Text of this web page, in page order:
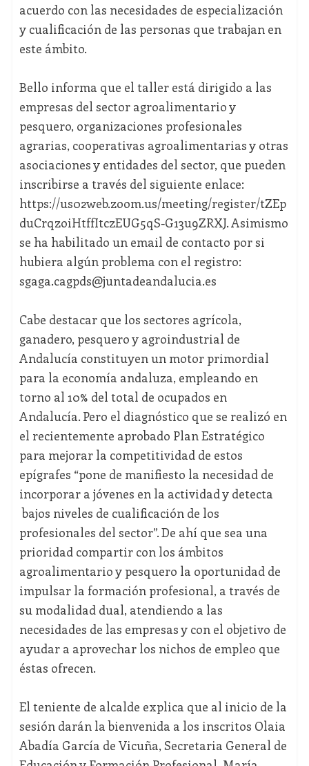
acuerdo con las necesidades de especialización
y cualificación de las personas que trabajan en
este ámbito.
Bello informa que el taller está dirigido a las
empresas del sector agroalimentario y
pesquero, organizaciones profesionales
agrarias, cooperativas agroalimentarias y otras
asociaciones y entidades del sector, que pueden
inscribirse a través del siguiente enlace:
https://us02web.zoom.us/meeting/register/tZEp
duCrqzoiHtffItczEUG5qS-G13u9ZRXJ. Asimismo
se ha habilitado un email de contacto por si
hubiera algún problema con el registro:
sgaga.cagpds@juntadeandalucia.es
Cabe destacar que los sectores agrícola,
ganadero, pesquero y agroindustrial de
Andalucía constituyen un motor primordial
para la economía andaluza, empleando en
torno al 10% del total de ocupados en
Andalucía. Pero el diagnóstico que se realizó en
el recientemente aprobado Plan Estratégico
para mejorar la competitividad de estos
epígrafes “pone de manifiesto la necesidad de
incorporar a jóvenes en la actividad y detecta
bajos niveles de cualificación de los
profesionales del sector”. De ahí que sea una
prioridad compartir con los ámbitos
agroalimentario y pesquero la oportunidad de
impulsar la formación profesional, a través de
su modalidad dual, atendiendo a las
necesidades de las empresas y con el objetivo de
ayudar a aprovechar los nichos de empleo que
éstas ofrecen.
El teniente de alcalde explica que al inicio de la
sesión darán la bienvenida a los inscritos Olaia
Abadía García de Vicuña, Secretaria General de